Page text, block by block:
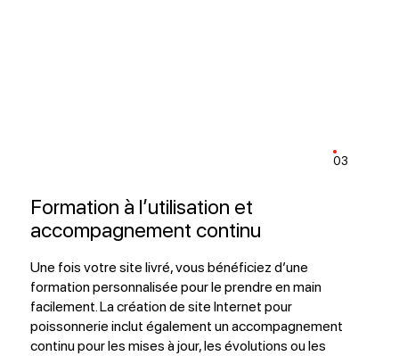
03
Formation à l’utilisation et
accompagnement continu
Une fois votre site livré, vous bénéficiez d’une
formation personnalisée pour le prendre en main
facilement. La création de site Internet pour
poissonnerie inclut également un accompagnement
continu pour les mises à jour, les évolutions ou les